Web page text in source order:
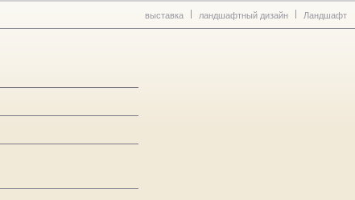
выставка ландшафтный дизайн Ландшафт